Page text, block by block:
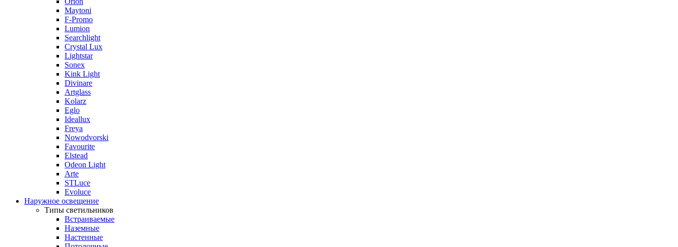
Maytoni
F-Promo
Lumion
Searchlight
Crystal Lux
Lightstar
Sonex
Kink Light
Divinare
Artglass
Kolarz
Eglo
Ideallux
Freya
Nowodvorski
Favourite
Elstead
Odeon Light
Arte
STLuce
Evoluce
Наружное освещение
Типы светильников
Встраиваемые
Наземные
Настенные